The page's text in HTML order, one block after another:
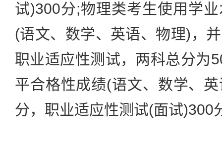
试)300分;物理类考生使用学
(语文、数学、英语、物理)，
职业适应性测试，两科总分为
平合格性成绩(语文、数学、
分，职业适应性测试(面试)300